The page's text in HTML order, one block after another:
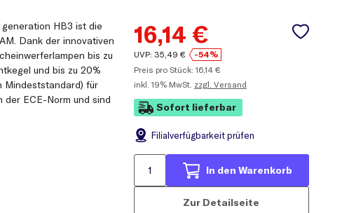
16,14 €
UVP: 35,49 €
-54%
Preis pro Stück: 16,14€
inkl. 19% MwSt. zzgl. Versand
Sofort lieferbar
Filialverfügbarkeit prüfen
In den Warenkorb
Zur Detailseite
HB3 ist die
Dank der innovativen
bis zu
und bis zu 20%
Mindeststandard) für
ECE-Norm und sind